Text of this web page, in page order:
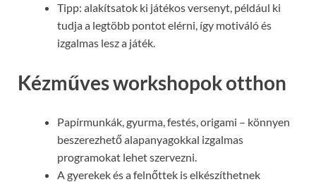
Tipp: alakítsatok ki játékos versenyt, például ki
tudja a legtöbb pontot elérni, így motiváló és
izgalmas lesz a játék.
Kézműves workshopok otthon
Papírmunkák, gyurma, festés, origami – könnyen
beszerezhető alapanyagokkal izgalmas
programokat lehet szervezni.
A gyerekek és a felnőttek is elkészíthetnek